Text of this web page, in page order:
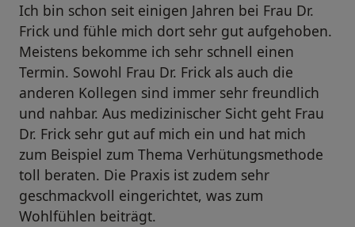
Ich bin schon seit einigen Jahren bei Frau Dr.
Frick und fühle mich dort sehr gut aufgehoben.
Meistens bekomme ich sehr schnell einen
Termin. Sowohl Frau Dr. Frick als auch die
anderen Kollegen sind immer sehr freundlich
und nahbar. Aus medizinischer Sicht geht Frau
Dr. Frick sehr gut auf mich ein und hat mich
zum Beispiel zum Thema Verhütungsmethode
toll beraten. Die Praxis ist zudem sehr
geschmackvoll eingerichtet, was zum
Wohlfühlen beiträgt.